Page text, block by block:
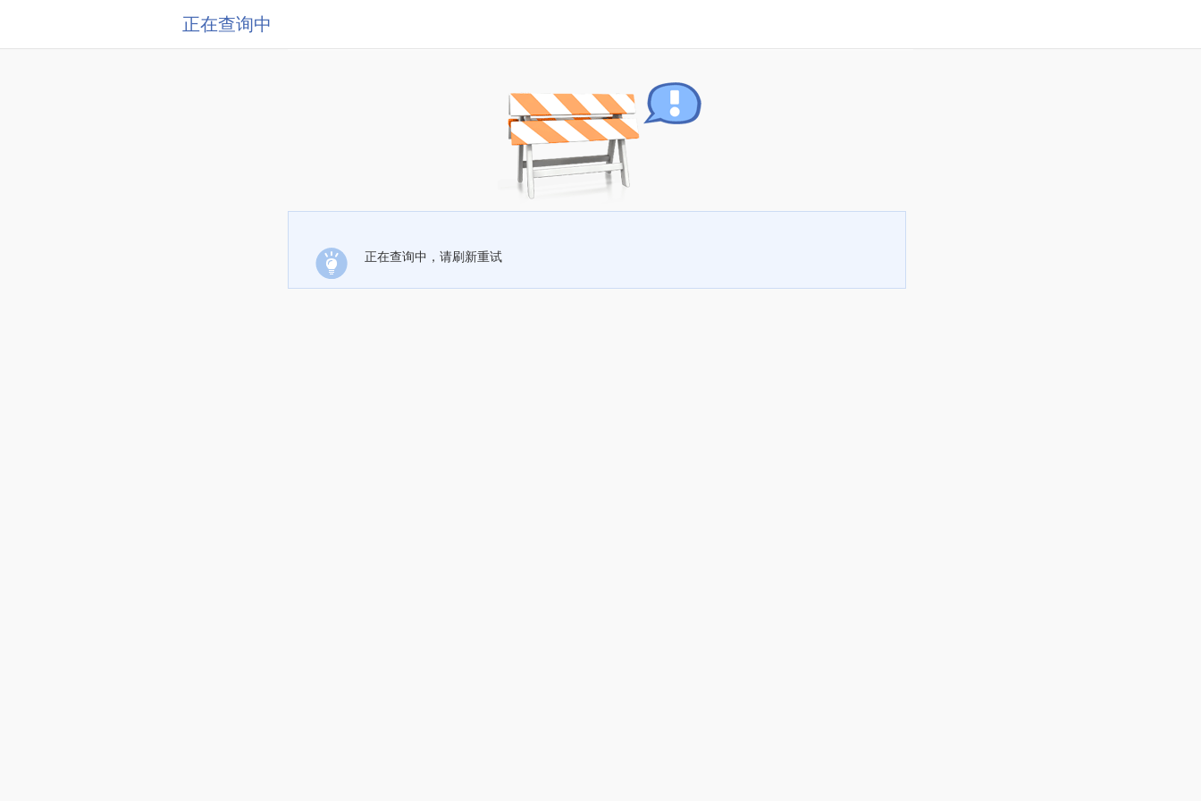
正在查询中
正在查询中，请刷新重试